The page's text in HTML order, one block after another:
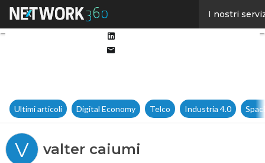
I nostri
Ultimi articoli Digital Economy Telco Industria 4.0
V valter caiumi